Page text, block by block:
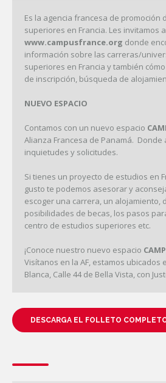
Es la agencia francesa de promoción
superiores en Francia. Les invitamos
www.campusfrance.org donde
información sobre las carreras/
superiores en Francia y también
de inscripción, búsqueda de
NUEVO ESPACIO
Contamos con un nuevo espacio
Alianza Francesa de Panamá.
inquietudes y solicitudes.
Si tienes un proyecto de estudios en
gusto te podemos asesorar y
escoger una carrera, un alojamiento,
posibilidades de becas, los pasos
centro de estudios superiores etc.
¡Conoce nuestro nuevo espacio
Visítanos en la AF, estamos ubicados
Blanca, Calle 44 de Bella Vista, con
DESCARGA EL FOLLETO